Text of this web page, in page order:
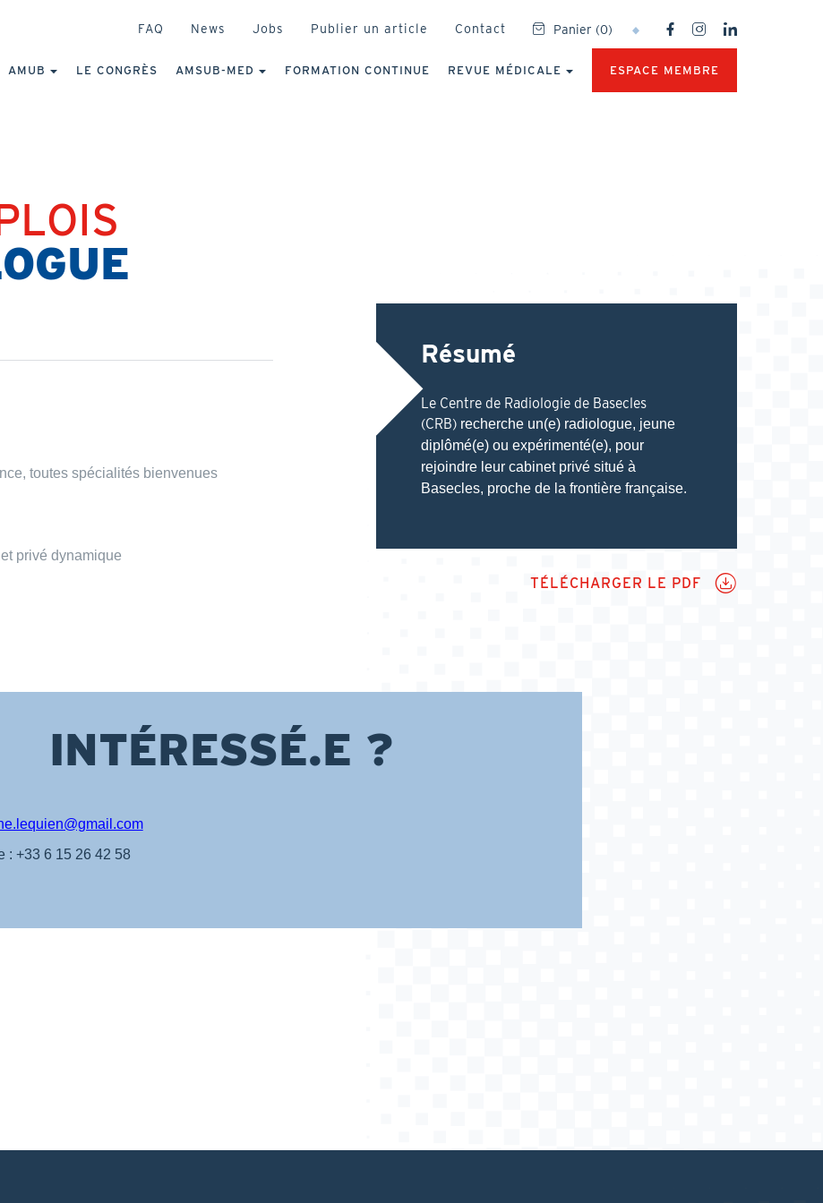
HEADER
FAQ News Jobs Publier un article Contact Panier (0)
SOCIAL
NETWORKS
AMUB LE CONGRÈS AMSUB-MED FORMATION CONTINUE REVUE MÉDICALE ESPACE MEMBRE
toutes spécialités bienvenues
privé dynamique
Résumé
Le Centre de Radiologie de Basecles
(CRB) recherche un(e) radiologue, jeune
diplômé(e) ou expérimenté(e), pour
rejoindre leur cabinet privé situé à
Basecles, proche de la frontière française.
TÉLÉCHARGER LE PDF
INTÉRESSÉ.E ?
: +33 6 15 26 42 58